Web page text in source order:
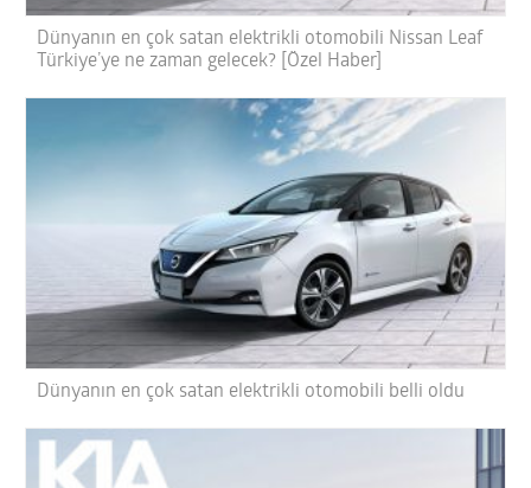
Dünyanın en çok satan elektrikli otomobili Nissan Leaf
Türkiye’ye ne zaman gelecek? [Özel Haber]
Dünyanın en çok satan elektrikli otomobili belli oldu